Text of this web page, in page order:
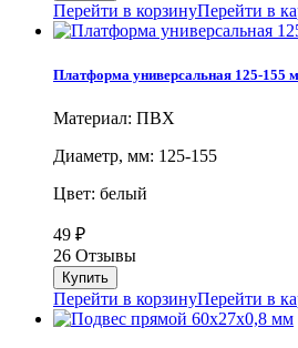
Перейти в корзинуПерейти в
Платформа универсальная 125-155
Материал: ПВХ
Диаметр, мм: 125-155
Цвет: белый
49 ₽
26 Отзывы
Перейти в корзинуПерейти в